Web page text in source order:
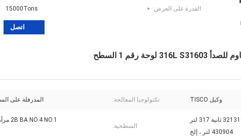
القدرة على العرض:
15000Tons
اتصل
وكيل TISCO تكنولوجيا المعالجة: المدرفلة على
201304304 لتر 316 لتر 321310 ثانية 317 لتر
430904 لتر ، إلخ
السطحية:
2B BA NO.4 NO.1 مرآة 8K